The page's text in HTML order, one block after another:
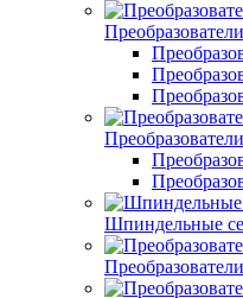
Шпиндельные